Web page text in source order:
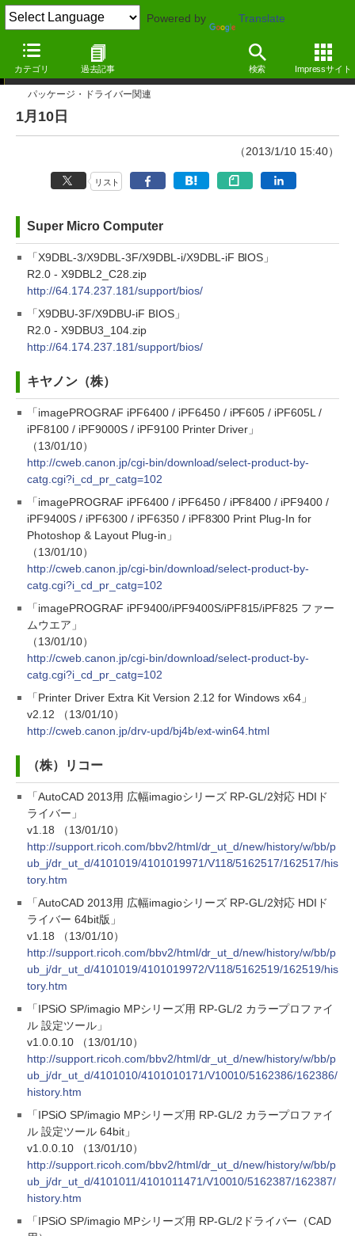
Powered by Translate
カテゴリ 過去記事 検索 Impressサイト
アップデート情報
パッケージ・ドライバー関連
1月10日
（2013/1/10 15:40）
リスト
Super Micro Computer
「X9DBL-3/X9DBL-3F/X9DBL-i/X9DBL-iF BIOS」
R2.0 - X9DBL2_C28.zip
http://64.174.237.181/support/bios/
「X9DBU-3F/X9DBU-iF BIOS」
R2.0 - X9DBU3_104.zip
http://64.174.237.181/support/bios/
キヤノン（株）
「imagePROGRAF iPF6400 / iPF6450 / iPF605 / iPF605L /
iPF8100 / iPF9000S / iPF9100 Printer Driver」
（13/01/10）
http://cweb.canon.jp/cgi-bin/download/select-product-by-
catg.cgi?i_cd_pr_catg=102
「imagePROGRAF iPF6400 / iPF6450 / iPF8400 / iPF9400 /
iPF9400S / iPF6300 / iPF6350 / iPF8300 Print Plug-In for
Photoshop & Layout Plug-in」
（13/01/10）
http://cweb.canon.jp/cgi-bin/download/select-product-by-
catg.cgi?i_cd_pr_catg=102
「imagePROGRAF iPF9400/iPF9400S/iPF815/iPF825 ファー
ムウエア」
（13/01/10）
http://cweb.canon.jp/cgi-bin/download/select-product-by-
catg.cgi?i_cd_pr_catg=102
「Printer Driver Extra Kit Version 2.12 for Windows x64」
v2.12 （13/01/10）
http://cweb.canon.jp/drv-upd/bj4b/ext-win64.html
（株）リコー
「AutoCAD 2013用 広幅imagioシリーズ RP-GL/2対応 HDIド
ライバー」
v1.18 （13/01/10）
http://support.ricoh.com/bbv2/html/dr_ut_d/new/history/w/bb/p
ub_j/dr_ut_d/4101019/4101019971/V118/5162517/162517/his
tory.htm
「AutoCAD 2013用 広幅imagioシリーズ RP-GL/2対応 HDIド
ライバー 64bit版」
v1.18 （13/01/10）
http://support.ricoh.com/bbv2/html/dr_ut_d/new/history/w/bb/p
ub_j/dr_ut_d/4101019/4101019972/V118/5162519/162519/his
tory.htm
「IPSiO SP/imagio MPシリーズ用 RP-GL/2 カラープロファイ
ル 設定ツール」
v1.0.0.10 （13/01/10）
http://support.ricoh.com/bbv2/html/dr_ut_d/new/history/w/bb/p
ub_j/dr_ut_d/4101010/4101010171/V10010/5162386/162386/
history.htm
「IPSiO SP/imagio MPシリーズ用 RP-GL/2 カラープロファイ
ル 設定ツール 64bit」
v1.0.0.10 （13/01/10）
http://support.ricoh.com/bbv2/html/dr_ut_d/new/history/w/bb/p
ub_j/dr_ut_d/4101011/4101011471/V10010/5162387/162387/
history.htm
「IPSiO SP/imagio MPシリーズ用 RP-GL/2ドライバー（CAD